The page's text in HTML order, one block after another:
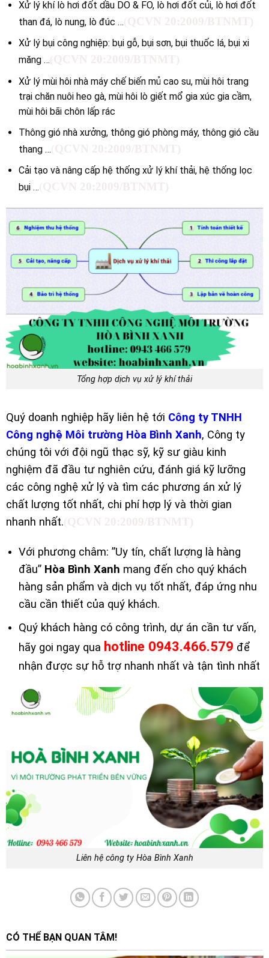
Xử lý khí lò hơi đốt dầu DO & FO, lò hơi đốt củi, lò hơi đốt
than đá, lò nung, lò đúc …
Xử lý bụi công nghiệp: bụi gỗ, bụi sơn, bụi thuốc lá, bụi xi
măng …
Xử lý mùi hôi nhà máy chế biến mủ cao su, mùi hôi trang
trại chăn nuôi heo gà, mùi hôi lò giết mổ gia xúc gia cầm,
mùi hôi bãi chôn lấp rác
Thông gió nhà xưởng, thông gió phòng máy, thông gió cầu
thang …
Cải tạo và nâng cấp hệ thống xử lý khí thải, hệ thống lọc
bụi …
Tổng hợp dịch vụ xử lý khí thải
Quý doanh nghiệp hãy liên hệ tới Công ty TNHH
Công nghệ Môi trường Hòa Bình Xanh, Công ty
chúng tôi với đội ngũ thạc sỹ, kỹ sư giàu kinh
nghiệm đã đầu tư nghiên cứu, đánh giá kỹ lưỡng
các công nghệ xử lý và tìm các phương án xử lý
chất lượng tốt nhất, chi phí hợp lý và thời gian
nhanh nhất.
Với phương châm: ”Uy tín, chất lượng là hàng
đầu”Hòa Bình Xanh mang đến cho quý khách
hàng sản phẩm và dịch vụ tốt nhất, đáp ứng nhu
cầu cần thiết của quý khách.
Quý khách hàng có công trình, dự án cần tư vấn,
hãy goi ngay qua hotline 0943.466.579 để
nhận được sự hỗ trợ nhanh nhất và tận tình nhất
Liên hệ công ty Hòa Bình Xanh
CÓ THỂ BẠN QUAN TÂM!